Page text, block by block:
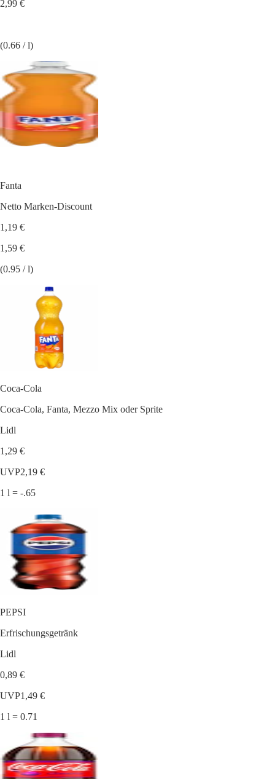
2,99 €
(0.66 / l)
Fanta
Netto Marken-Discount
1,19 €
1,59 €
(0.95 / l)
Coca-Cola
Coca-Cola, Fanta, Mezzo Mix oder Sprite
Lidl
1,29 €
UVP2,19 €
1 l = -.65
PEPSI
Erfrischungsgetränk
Lidl
0,89 €
UVP1,49 €
1 l = 0.71